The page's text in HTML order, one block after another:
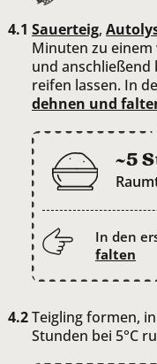
Sauerteig,
Minuten zu
und anschließend
reifen lassen. In
dehnen und
~5
In den
falten
Teigling formen,
Stunden bei 5°C